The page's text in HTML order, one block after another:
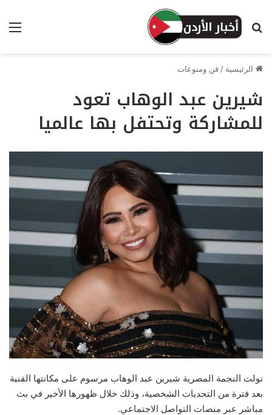
بحث عن
الرئيسية / فن ومنوعات
شيرين عبد الوهاب تعود
للمشاركة وتحتفل بها عالميا
تولت النجمة المصرية شيرين عبد الوهاب مرسوم على مكانتها الفنية
بعد فترة من التحديات الشخصية، وذلك خلال ظهورها الأخير في بث
مباشر عبر منصات التواصل الاجتماعي.